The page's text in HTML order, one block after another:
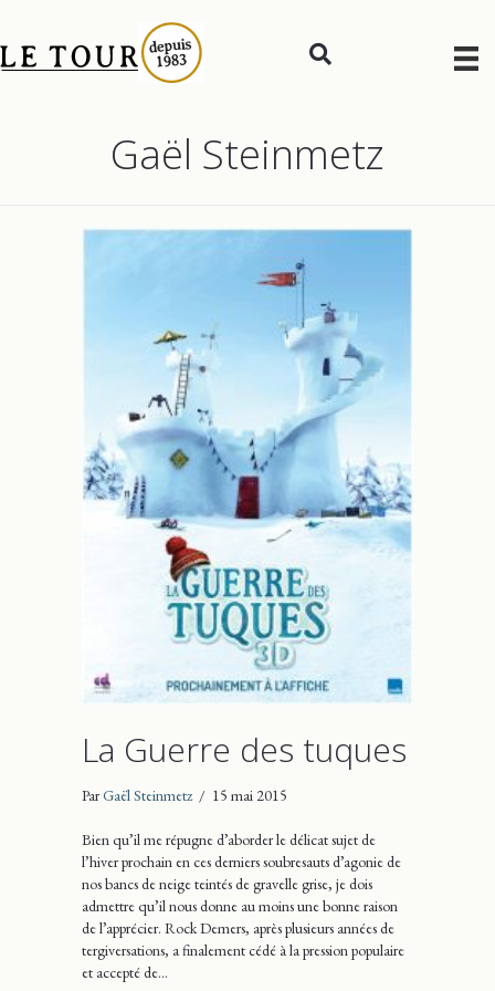
Gaël Steinmetz
La Guerre des tuques
ParGaël Steinmetz / 15 mai 2015
Bien qu’il me répugne d’aborder le délicat sujet de
l’hiver prochain en ces derniers soubresauts d’agonie de
nos bancs de neige teintés de gravelle grise, je dois
admettre qu’il nous donne au moins une bonne raison
de l’apprécier. Rock Demers, après plusieurs années de
tergiversations, a finalement cédé à la pression populaire
et accepté de…